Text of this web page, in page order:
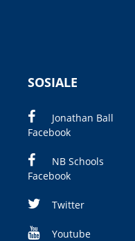
SOSIALE
Jonathan Ball
Facebook
NB Schools
Facebook
Twitter
Youtube